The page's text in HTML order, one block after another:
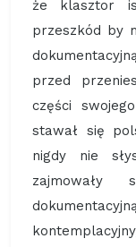
że klasztor
przeszkód by
przed
części
stawał się
nigdy nie
zajmowały